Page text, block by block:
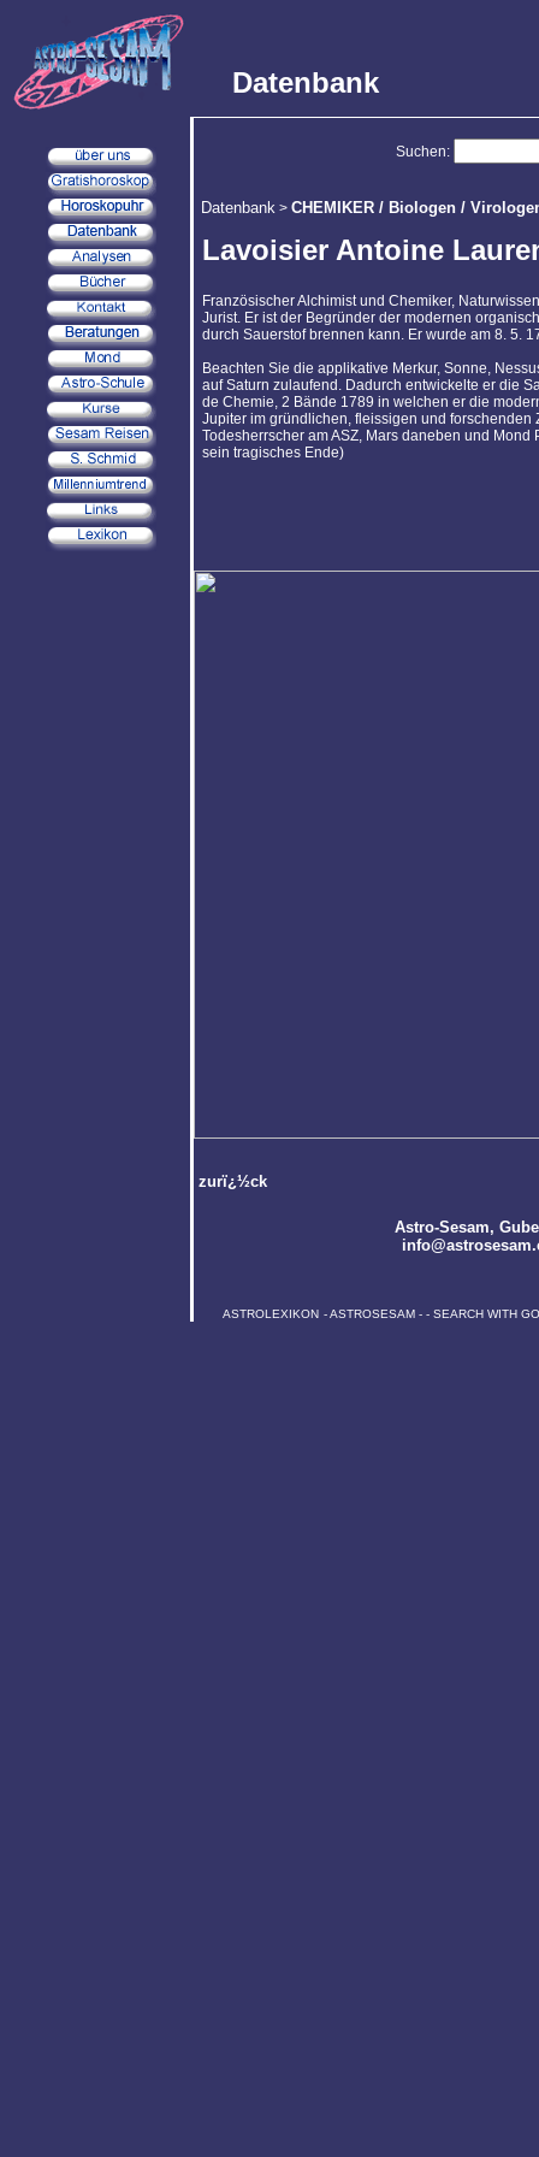
Datenbank
Suchen:
Datenbank > CHEMIKER / Biologen /
Lavoisier Antoine
Französischer Alchimist und Chemiker,
Jurist. Er ist der Begründer der modernen
durch Sauerstof brennen kann. Er wurde am 8. 5.
Beachten Sie die applikative Merkur, Sonne,
auf Saturn zulaufend. Dadurch entwickelte er die
de Chemie, 2 Bände 1789 in welchen er die
Jupiter im gründlichen, fleissigen und forschenden
Todesherrscher am ASZ, Mars daneben und
sein tragisches Ende)
zurï¿½ck
Astro-Sesam,
ASTROLEXIKON -ASTROSESAM - - SEARCH WITH